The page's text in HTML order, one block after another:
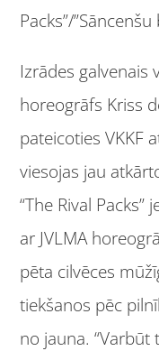
Packs”/”Sāncenšu
Izrādes galvenais
horeogrāfs Kriss
pateicoties VKKF
viesojas jau
“The Rival Packs”
ar JVLMA
pēta cilvēces
tiekšanos pēc
no jauna. “Varbūt